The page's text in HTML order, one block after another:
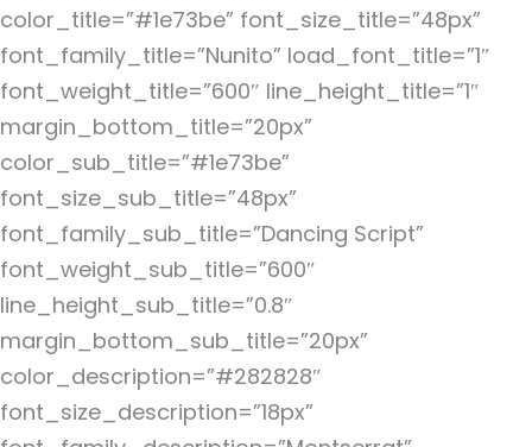
color_title=”#1e73be” font_size_title=”48px”
font_family_title=”Nunito” load_font_title=”1″
font_weight_title=”600″ line_height_title=”1″
margin_bottom_title=”20px”
color_sub_title=”#1e73be”
font_size_sub_title=”48px”
font_family_sub_title=”Dancing Script”
font_weight_sub_title=”600″
line_height_sub_title=”0.8″
margin_bottom_sub_title=”20px”
color_description=”#282828″
font_size_description=”18px”